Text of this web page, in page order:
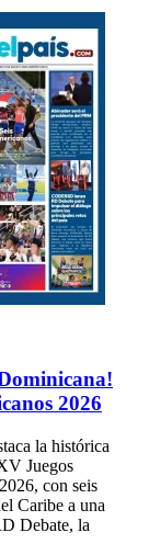
2026
la histórica
Juegos
con seis
Caribe a una
Debate, la